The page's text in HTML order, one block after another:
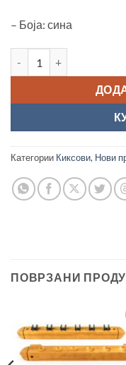
– Боја: сина
Категории Киксови, Нови
ПОВРЗАНИ
Во